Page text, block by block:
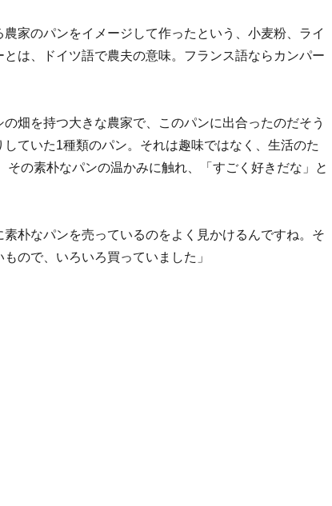
家のパンをイメージして作ったという、小麦粉、ライ
は、ドイツ語で農夫の意味。フランス語ならカンパー
畑を持つ大きな農家で、このパンに出合ったのだそう
ていた1種類のパン。それは趣味ではなく、生活のた
の素朴なパンの温かみに触れ、「すごく好きだな」と
朴なパンを売っているのをよく見かけるんですね。そ
ので、いろいろ買っていました」